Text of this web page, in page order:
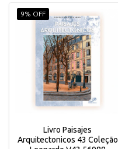
9% OFF
Livro Paisajes
Arquitectonicos 43 Coleção